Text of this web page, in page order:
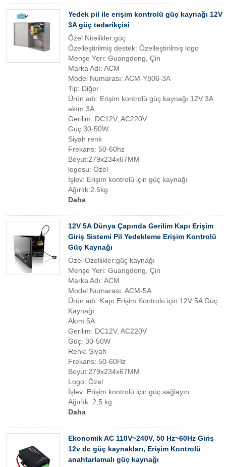
Yedek pil ile erişim kontrolü güç kaynağı 12V
3A güç tedarikçisi
Özel Nitelikler:güç
Özelleştirilmiş destek: Özelleştirilmiş logo
Menşe Yeri: Guangdong, Çin
Marka Adı: ACM
Model Numarası: ACM-Y806-3A
Tip: Diğer
Ürün adı: Erişim kontrolü güç kaynağı 12V 3A
akım:3A
Gerilim: DC12V, AC220V
Güç:30-50W
Siyah renk
Frekans: 50-60hz
Boyut:279x234x67MM
logosu: Özel
İşlev: Erişim kontrolü için güç kaynağı
Ağırlık:2.5kg
Daha
12V 5A Dünya Çapında Gerilim Kapı Erişim
Giriş Sistemi Pil Yedekleme Erişim Kontrolü
Güç Kaynağı
Özel Özellikler:güç kaynağı
Menşe Yeri: Guangdong, Çin
Marka Adı: ACM
Model Numarası: ACM-5A
Ürün adı: Kapı Erişim Kontrolü için 12V 5A Güç
Kaynağı
Akım:5A
Gerilim: DC12V, AC220V
Güç: 30-50W
Renk: Siyah
Frekans: 50-60Hz
Boyut:279x234x67MM
Logo: Özel
İşlev: Erişim kontrolü için güç sağlayın
Ağırlık: 2,5 kg
Daha
Ekonomik AC 110V~240V, 50 Hz~60Hz Giriş
12v dc güç kaynakları, Erişim Kontrolü
anahtarlamalı güç kaynağı